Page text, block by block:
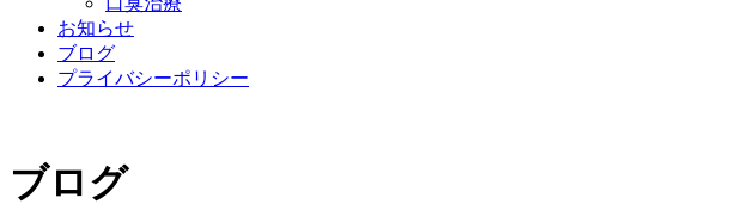
お知らせ
ブログ
プライバシーポリシー
ブログ